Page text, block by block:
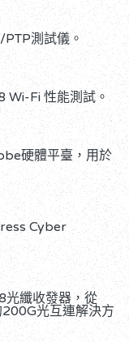
測試儀。
Wi-Fi 性能測試。
硬體平臺，用於
Cyber
光纖收發器，從
光互連解決方